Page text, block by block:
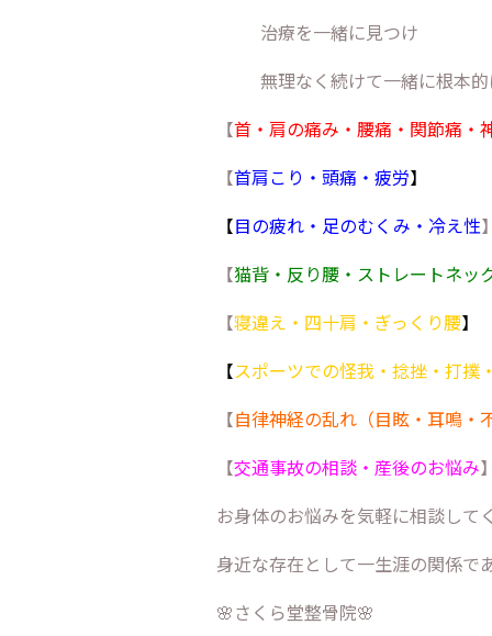
治療を一緒に見つけ
無理なく続けて一緒に根本
【首・肩の痛み・腰痛・関節痛・
【首肩こり・頭痛・疲労】
【目の疲れ・足のむくみ・冷え性】
【猫背・反り腰・ストレートネッ
【寝違え・四十肩・ぎっくり腰】
【スポーツでの怪我・捻挫・打撲
【自律神経の乱れ（目眩・耳鳴・
【交通事故の相談・産後のお悩み】
お身体のお悩みを気軽に相談して
身近な存在として一生涯の関係で
🌸さくら堂整骨院🌸